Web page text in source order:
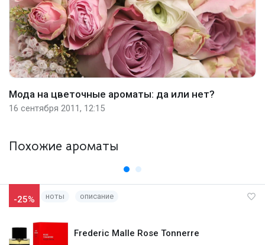
Мода на цветочные ароматы: да или нет?
16 сентября 2011, 12:15
Похожие ароматы
-25% ноты описание
Frederic Malle Rose Tonnerre